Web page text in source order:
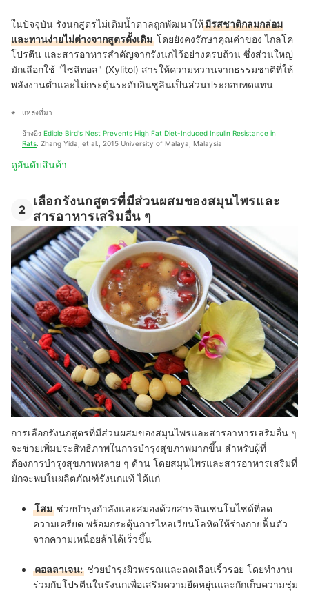
ในปัจจุบัน รังนกสูตรไม่เติมน้ำตาลถูกพัฒนาให้มีรสชาติกลมกล่อม
และทานง่ายไม่ต่างจากสูตรดั้งเดิม โดยยังคงรักษาคุณค่าของไกลโค
โปรตีน และสารอาหารสำคัญจากรังนกไว้อย่างครบถ้วน ซึ่งส่วนใหญ่
มักเลือกใช้ "ไซลิทอล" (Xylitol) สารให้ความหวานจากธรรมชาติที่ให้
พลังงานต่ำและไม่กระตุ้นระดับอินซูลินเป็นส่วนประกอบทดแทน
แหล่งที่มา
อ้างอิง Edible Bird's Nest Prevents High Fat Diet-Induced Insulin Resistance in
Rats . Zhang Yida, et al., 2015 University of Malaya, Malaysia
ดูอันดับสินค้า
2
เลือกรังนกสูตรที่มีส่วนผสมของสมุนไพรและ
สารอาหารเสริมอื่น ๆ
การเลือกรังนกสูตรที่มีส่วนผสมของสมุนไพรและสารอาหารเสริมอื่น ๆ
จะช่วยเพิ่มประสิทธิภาพในการบำรุงสุขภาพมากขึ้น สำหรับผู้ที่
ต้องการบำรุงสุขภาพหลาย ๆ ด้าน โดยสมุนไพรและสารอาหารเสริมที่
มักจะพบในผลิตภัณฑ์รังนกแท้ ได้แก่
โสม ช่วยบำรุงกำลังและสมองด้วยสารจินเซนโนไซด์ที่ลด
ความเครียด พร้อมกระตุ้นการไหลเวียนโลหิตให้ร่างกายฟื้นตัว
จากความเหนื่อยล้าได้เร็วขึ้น
คอลลาเจน: ช่วยบำรุงผิวพรรณและลดเลือนริ้วรอย โดยทำงาน
ร่วมกับโปรตีนในรังนกเพื่อเสริมความยืดหยุ่นและกักเก็บความชุ่ม